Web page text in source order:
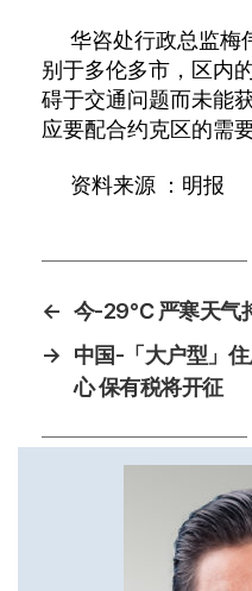
华咨处行政总监梅
别于多伦多市，区内
碍于交通问题而未能
应要配合约克区的需
资料来源 ：明报
← 今-29℃ 严寒天气
→
中国-「大户型」
心 保有税将开征